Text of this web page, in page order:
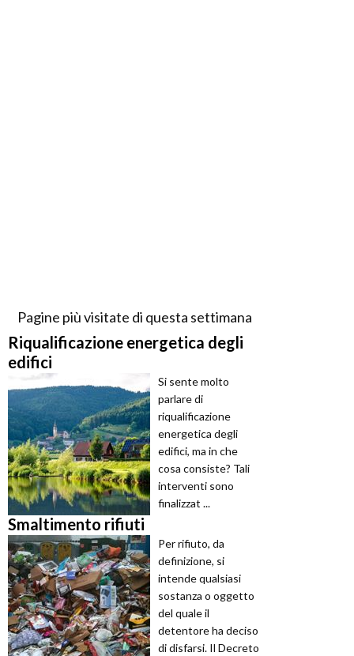
Pagine più visitate di questa settimana
Riqualificazione energetica degli
edifici
Si sente molto
parlare di
riqualificazione
energetica degli
edifici, ma in che
cosa consiste? Tali
interventi sono
finalizzat ...
Smaltimento rifiuti
Per rifiuto, da
definizione, si
intende qualsiasi
sostanza o oggetto
del quale il
detentore ha deciso
di disfarsi. Il Decreto